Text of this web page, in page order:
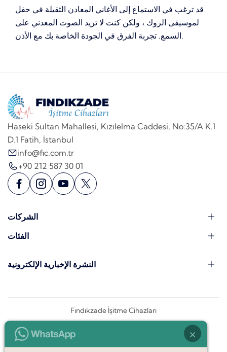
قد ترغب في الاستماع إلى الأغاني المعادن الثقيلة في حفل
لموسيقى الروك ، ولكن كنت لا تريد الصوت المعدني على
السمع.تجربة الفرق في الجودة الخاصة بك مع الأذن.
Haseki Sultan Mahallesi, Kızılelma Caddesi, No:35/A K.1
D.1 Fatih, İstanbul
info@fic.com.tr
+90 212 587 30 01
الشركات
الفئات
النشرة الإخبارية الإلكترونية
Fındıkzade İşitme Cihazları
×